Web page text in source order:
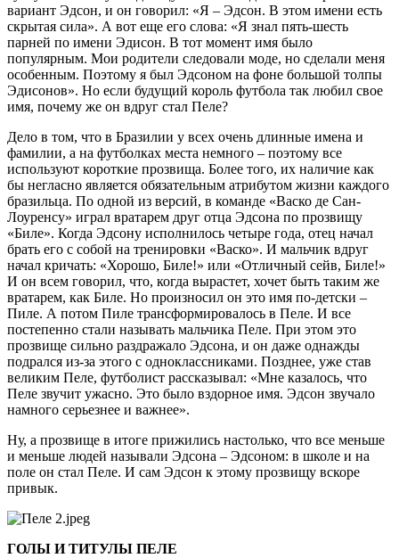
вариант Эдсон, и он говорил: «Я – Эдсон. В этом имени есть
скрытая сила». А вот еще его слова: «Я знал пять-шесть
парней по имени Эдисон. В тот момент имя было
популярным. Мои родители следовали моде, но сделали меня
особенным. Поэтому я был Эдсоном на фоне большой толпы
Эдисонов». Но если будущий король футбола так любил свое
имя, почему же он вдруг стал Пеле?
Дело в том, что в Бразилии у всех очень длинные имена и
фамилии, а на футболках места немного – поэтому все
используют короткие прозвища. Более того, их наличие как
бы негласно является обязательным атрибутом жизни каждого
бразильца. По одной из версий, в команде «Васко де Сан-
Лоуренсу» играл вратарем друг отца Эдсона по прозвищу
«Биле». Когда Эдсону исполнилось четыре года, отец начал
брать его с собой на тренировки «Васко». И мальчик вдруг
начал кричать: «Хорошо, Биле!» или «Отличный сейв, Биле!»
И он всем говорил, что, когда вырастет, хочет быть таким же
вратарем, как Биле. Но произносил он это имя по-детски –
Пиле. А потом Пиле трансформировалось в Пеле. И все
постепенно стали называть мальчика Пеле. При этом это
прозвище сильно раздражало Эдсона, и он даже однажды
подрался из-за этого с одноклассниками. Позднее, уже став
великим Пеле, футболист рассказывал: «Мне казалось, что
Пеле звучит ужасно. Это было вздорное имя. Эдсон звучало
намного серьезнее и важнее».
Ну, а прозвище в итоге прижились настолько, что все меньше
и меньше людей называли Эдсона – Эдсоном: в школе и на
поле он стал Пеле. И сам Эдсон к этому прозвищу вскоре
привык.
ГОЛЫ И ТИТУЛЫ ПЕЛЕ